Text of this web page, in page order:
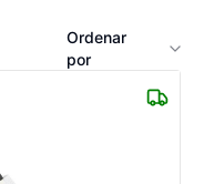
Ordenar
por